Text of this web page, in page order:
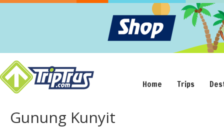
Home Trips
Gunung Kunyit